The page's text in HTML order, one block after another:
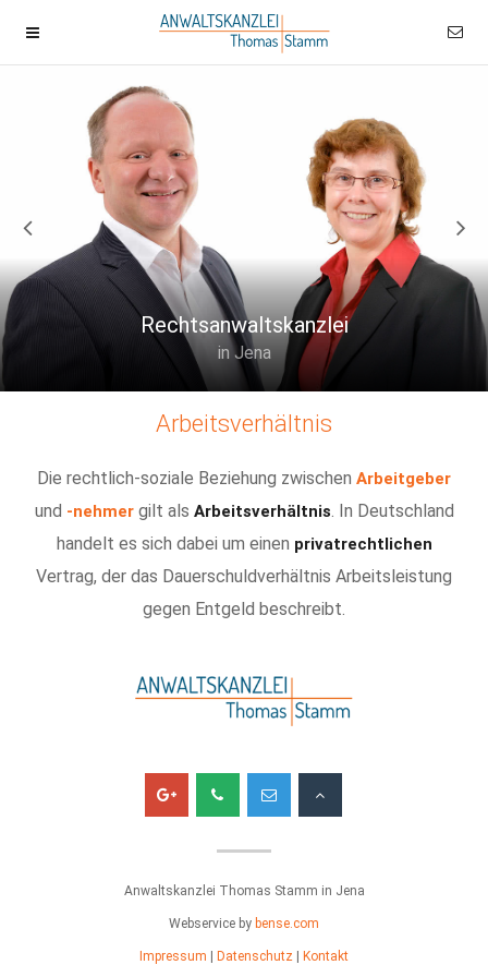
Rechtsanwaltskanzlei
in Jena
Arbeitsverhältnis
Die rechtlich-soziale Beziehung zwischen Arbeitgeber
und -nehmergilt als Arbeitsverhältnis. In Deutschland
handelt es sich dabei um einen privatrechtlichen
Vertrag, der das Dauerschuldverhältnis Arbeitsleistung
gegen Entgeld beschreibt.
Anwaltskanzlei Thomas Stamm in Jena
Webservice by bense.com
Impressum | Datenschutz | Kontakt